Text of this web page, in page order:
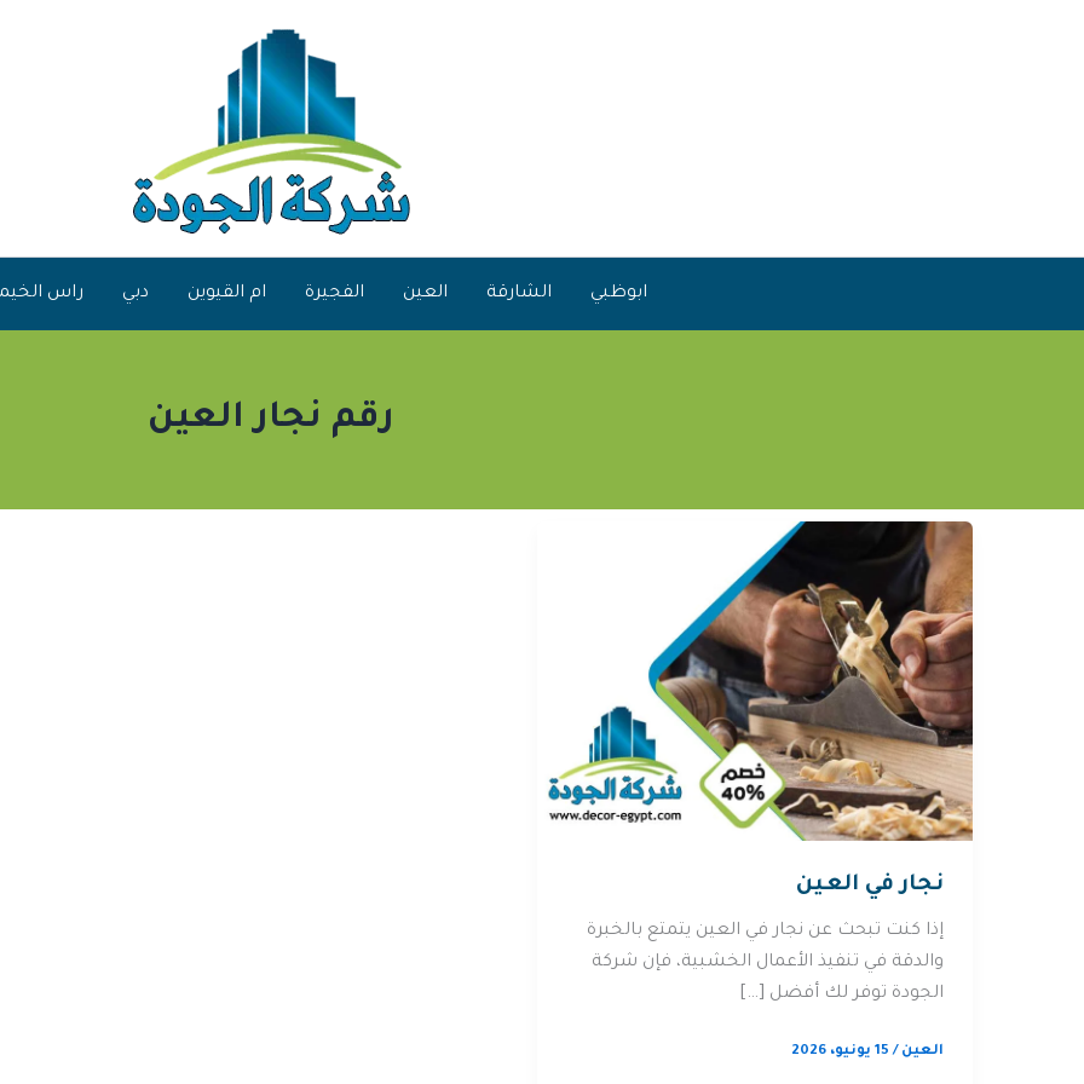
ابوظبي الشارقة العين الفجيرة ام القيوين دبي راس
رقم نجار العين
نجار في العين
إذا كنت تبحث عن نجار في العين يتمتع بالخبرة
والدقة في تنفيذ الأعمال الخشبية، فإن شركة
الجودة توفر لك أفضل […]
العين / 15 يونيو، 2026